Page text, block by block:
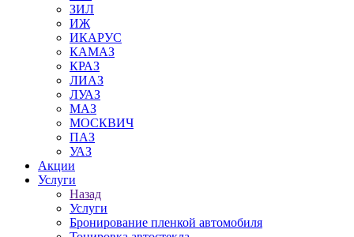
ЗИЛ
ИЖ
ИКАРУС
КАМАЗ
КРАЗ
ЛИАЗ
ЛУАЗ
МАЗ
МОСКВИЧ
ПАЗ
УАЗ
Акции
Услуги
Назад
Услуги
Бронирование пленкой автомобиля